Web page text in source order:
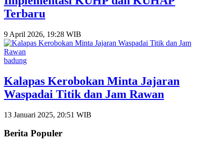
Terbaru
9 April 2026, 19:28 WIB
badung
Kalapas Kerobokan Minta Jajaran
Waspadai Titik dan Jam Rawan
13 Januari 2025, 20:51 WIB
Berita Populer